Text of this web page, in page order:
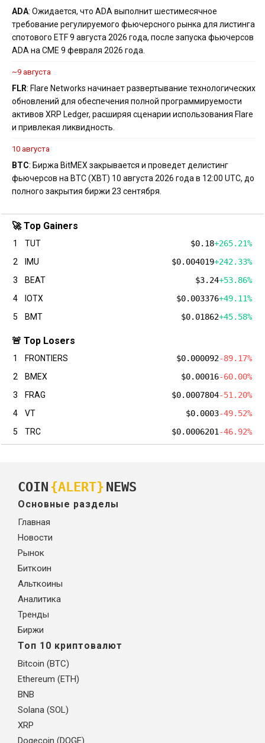
ADA: Ожидается, что ADA выполнит шестимесячное
требование регулируемого фьючерсного рынка для листинга
спотового ETF 9 августа 2026 года, после запуска фьючерсов
ADA на CME 9 февраля 2026 года.
~9 августа
FLR: Flare Networks начинает развертывание технологических
обновлений для обеспечения полной программируемости
активов XRP Ledger, расширяя сценарии использования Flare
и привлекая ликвидность.
10 августа
BTC: Биржа BitMEX закрывается и проведет делистинг
фьючерсов на BTC (XBT) 10 августа 2026 года в 12:00 UTC, до
полного закрытия биржи 23 сентября.
🚀 Top Gainers
1 TUT $0.18+265.21%
2
IMU $0.004019+242.33%
3
BEAT $3.24+53.86%
4
IOTX $0.003376+49.11%
5
BMT $0.01862+45.58%
🚨 Top Losers
1 FRONTIERS $0.000092-89.17%
2
BMEX $0.00016-60.00%
3
FRAG $0.0007804-51.20%
4
VT $0.0003-49.52%
5
TRC $0.0006201 -46.92%
COIN {ALERT} NEWS
Основные разделы
Главная
Новости
Рынок
Биткоин
Альткоины
Аналитика
Тренды
Биржи
Топ 10 криптовалют
Bitcoin (BTC)
Ethereum (ETH)
BNB
Solana (SOL)
XRP
Dogecoin (DOGE)